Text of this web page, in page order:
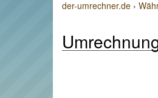
der-umrechner.de ›